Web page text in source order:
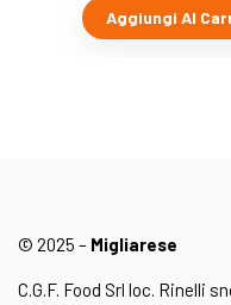
Aggiungi Al
© 2025 – Migliarese
C.G.F. Food Srl loc. Rinelli